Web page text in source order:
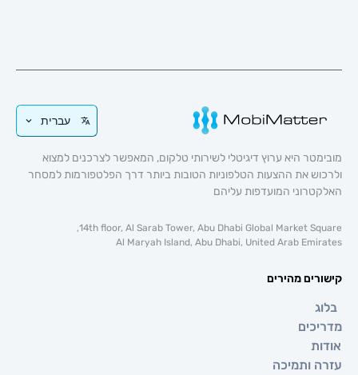
עברית
היא ערוץ דיגיטלי לשירותי טלקום, המאפשר לצרכנים למצוא
את ההצעות הטלפוניות הטובות ביותר דרך הפלטפורמות למסחר
המועדפות עליהם
14th floor, Al Sarab Tower, Abu Dhabi Global Market
Al Maryah Island, Abu Dhabi, United Arab
מהירים